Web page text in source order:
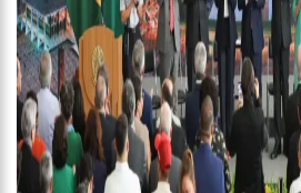
NESTE 07 DE
23:48 HISSA ABRAHÃO É RECEBIDO POR
MANAUS
23:40 HISSA ABRAHÃO CRITICA DECISÃO
SALARIAL DE
18:08 COM QUASE 300 MIL VOTOS PARA
RECEBIDO POR MULTIDÃO NA
12:51
HISSA ABRAHÃO DISPARA E DEVE